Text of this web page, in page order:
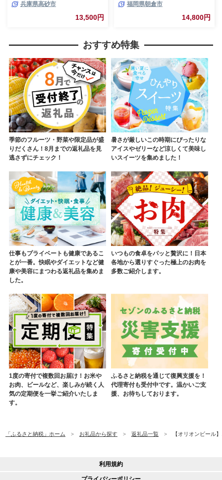
庫県 高砂市 ふるさと納税】
兵庫県高砂市
13,500円
内祝い ケース 一番搾り麦汁 麦
100％ すみきった味わい
福岡県朝倉市
14,800円
おすすめ特集
季節のフルーツ・野菜や限定品が盛
りだくさん！8月までの返礼品を見
逃さずにチェック！
暑さが厳しいこの時期にぴったりな
アイスやゼリーなど涼しくて美味し
いスイーツを集めました！
仕事もプライベートも健康であるこ
とが一番。快眠やダイエットなど健
康や美容にまつわる返礼品を集めま
した。
いつもの食卓をパッと贅沢に！日本
各地から選りすぐった極上のお肉を
多数ご紹介します。
1度の寄付で複数回お届け！お米や
お肉、ビールなど、楽しみが続く人
気の定期便を一挙ご紹介いたしま
す。
ふるさと納税を通じて復興支援を！
代理寄付も受付中です。温かいご支
援、お待ちしております。
「ふるさと納税」ホーム お礼品から探す 返礼品一覧 【オリオンビール
利用規約